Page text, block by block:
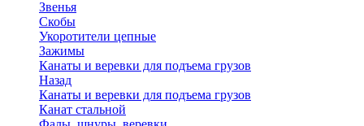
Звенья
Скобы
Укоротители цепные
Зажимы
Канаты и веревки для подъема грузов
Назад
Канаты и веревки для подъема грузов
Канат стальной